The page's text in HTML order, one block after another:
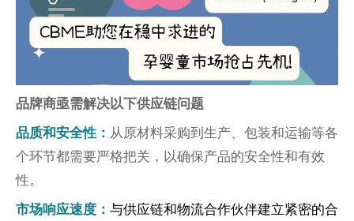
品牌商亟需解决以下供应链问题
品质和安全性： 从原材料采购到生产、包装和运输等各
个环节都需要严格把关，以确保产品的安全性和有效
性。
市场响应速度： 与供应链和物流合作伙伴建立紧密的合